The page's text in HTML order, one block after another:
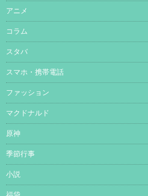
アニメ
コラム
スタバ
スマホ・携帯電話
ファッション
マクドナルド
原神
季節行事
小説